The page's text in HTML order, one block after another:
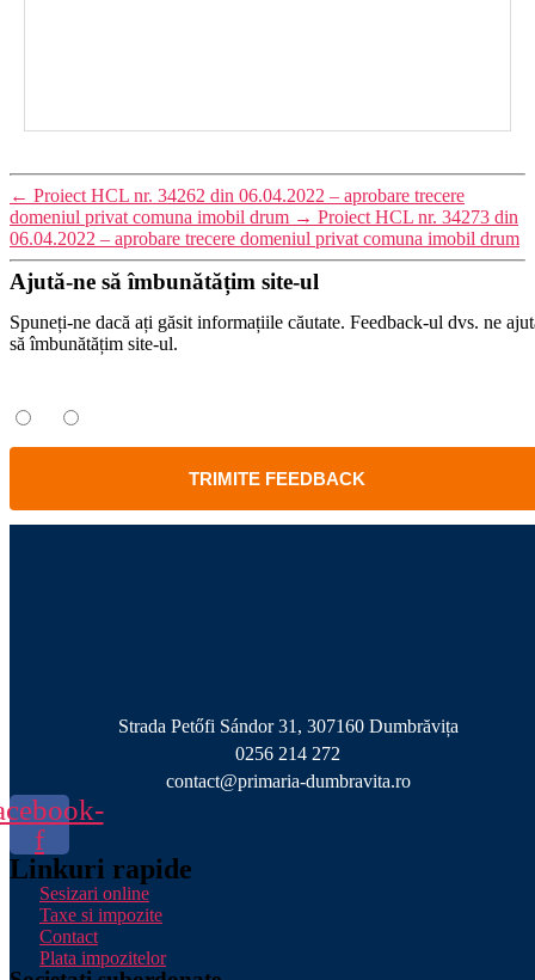
← Proiect HCL nr. 34262 din 06.04.2022 – aprobare trecere
domeniul privat comuna imobil drum → Proiect HCL nr. 34273 din
06.04.2022 – aprobare trecere domeniul privat comuna imobil drum
Ajută-ne să îmbunătățim site-ul
Spuneți-ne dacă ați găsit informațiile căutate. Feedback-ul dvs. ne
să îmbunătățim site-ul.
TRIMITE FEEDBACK
Strada Petőfi Sándor 31, 307160 Dumbrăvița
0256 214 272
contact@primaria-dumbravita.ro
f
Linkuri rapide
Sesizari online
Taxe si impozite
Contact
Plata impozitelor